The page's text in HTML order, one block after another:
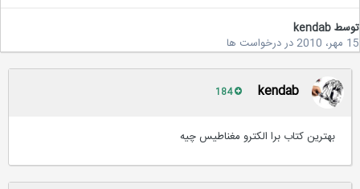
kendab
دردرخواست ها
kendab
بهترين كتاب برا الكترو مغناطيس چيه